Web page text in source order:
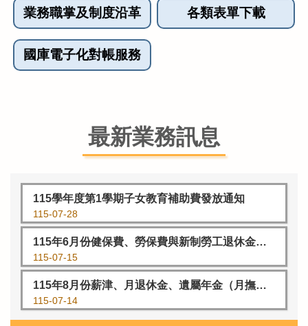
業務職掌及制度沿革 各類表單下載
國庫電子化對帳服務
最新業務訊息
115學年度第1學期子女教育補助費發放通知
115-07-28
115年6月份健保費、勞保費與新制勞工退休金代繳日期與相關注意事項
115-07-15
115年8月份薪津、月退休金、遺屬年金（月撫慰金）及月撫卹金等發放通知
115-07-14